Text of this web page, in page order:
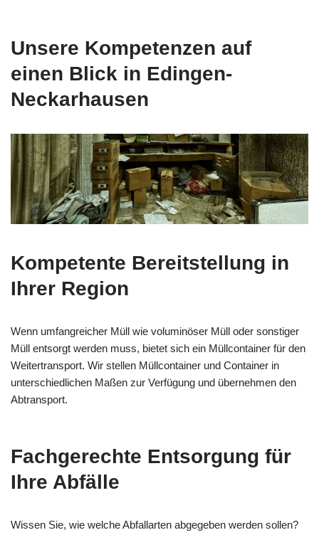
Unsere Kompetenzen auf
einen Blick in Edingen-
Neckarhausen
Kompetente Bereitstellung in
Ihrer Region
Wenn umfangreicher Müll wie voluminöser Müll oder sonstiger
Müll entsorgt werden muss, bietet sich ein Müllcontainer für den
Weitertransport. Wir stellen Müllcontainer und Container in
unterschiedlichen Maßen zur Verfügung und übernehmen den
Abtransport.
Fachgerechte Entsorgung für
Ihre Abfälle
Wissen Sie, wie welche Abfallarten abgegeben werden sollen?